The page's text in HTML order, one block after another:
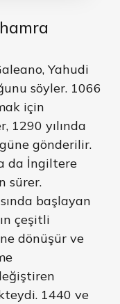
Yahudi
söyler. 1066
için
1290 yılında
gönderilir.
da İngiltere
sürer.
başlayan
çeşitli
dönüşür ve
1440 ve